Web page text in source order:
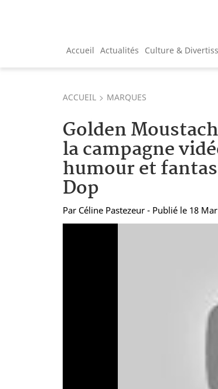
Accueil Actualités Culture &
ACCUEIL MARQUES
Golden
la campagne
humour et
Dop
Par Céline Pastezeur - Publié le 18